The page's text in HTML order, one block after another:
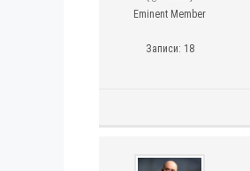
Eminent Member
Записи: 18